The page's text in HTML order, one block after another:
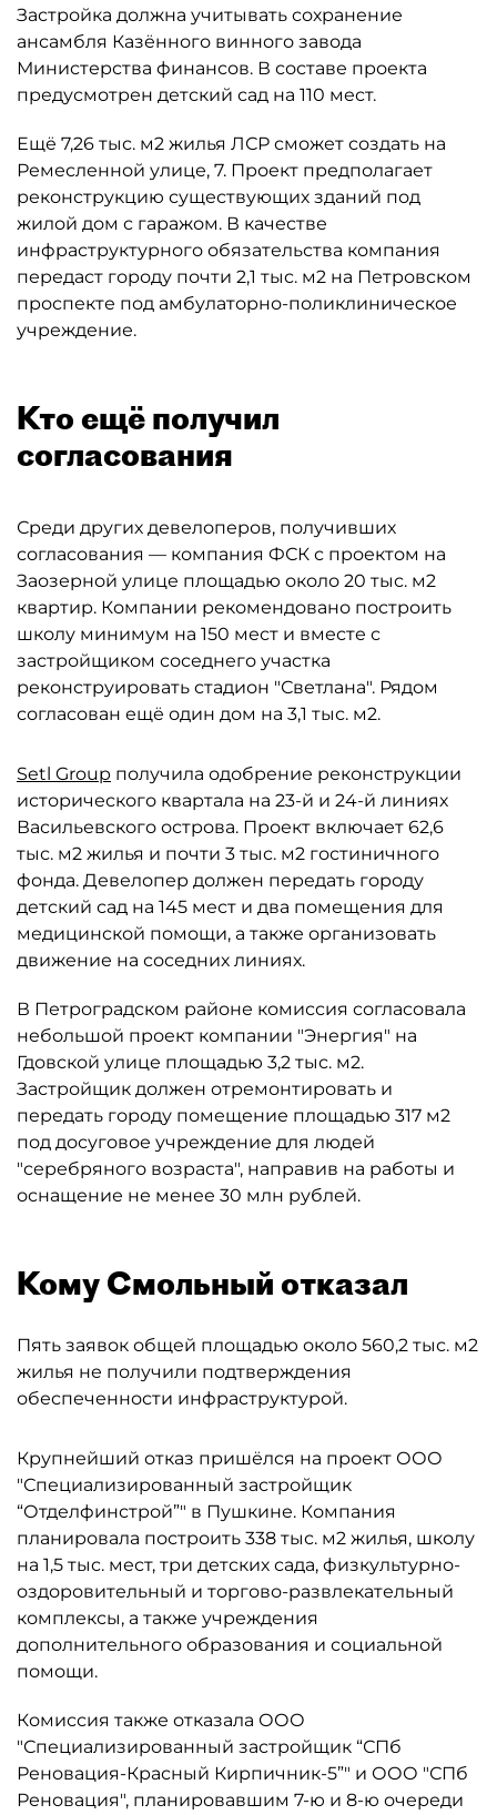
Застройка должна учитывать сохранение
ансамбля Казённого винного завода
Министерства финансов. В составе проекта
предусмотрен детский сад на 110 мест.
Ещё 7,26 тыс. м2 жилья ЛСР сможет создать на
Ремесленной улице, 7. Проект предполагает
реконструкцию существующих зданий под
жилой дом с гаражом. В качестве
инфраструктурного обязательства компания
передаст городу почти 2,1 тыс. м2 на Петровском
проспекте под амбулаторно-поликлиническое
учреждение.
Кто ещё получил
согласования
Среди других девелоперов, получивших
согласования — компания ФСК с проектом на
Заозерной улице площадью около 20 тыс. м2
квартир. Компании рекомендовано построить
школу минимум на 150 мест и вместе с
застройщиком соседнего участка
реконструировать стадион "Светлана". Рядом
согласован ещё один дом на 3,1 тыс. м2.
Setl Group получила одобрение реконструкции
исторического квартала на 23-й и 24-й линиях
Васильевского острова. Проект включает 62,6
тыс. м2 жилья и почти 3 тыс. м2 гостиничного
фонда. Девелопер должен передать городу
детский сад на 145 мест и два помещения для
медицинской помощи, а также организовать
движение на соседних линиях.
В Петроградском районе комиссия согласовала
небольшой проект компании "Энергия" на
Гдовской улице площадью 3,2 тыс. м2.
Застройщик должен отремонтировать и
передать городу помещение площадью 317 м2
под досуговое учреждение для людей
"серебряного возраста", направив на работы и
оснащение не менее 30 млн рублей.
Кому Смольный отказал
Пять заявок общей площадью около 560,2 тыс. м2
жилья не получили подтверждения
обеспеченности инфраструктурой.
Крупнейший отказ пришёлся на проект ООО
"Специализированный застройщик
“Отделфинстрой”" в Пушкине. Компания
планировала построить 338 тыс. м2 жилья, школу
на 1,5 тыс. мест, три детских сада, физкультурно-
оздоровительный и торгово-развлекательный
комплексы, а также учреждения
дополнительного образования и социальной
помощи.
Комиссия также отказала ООО
"Специализированный застройщик “СПб
Реновация-Красный Кирпичник-5”" и ООО "СПб
Реновация", планировавшим 7-ю и 8-ю очереди